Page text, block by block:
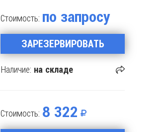
Стоимость: по запросу
ЗАРЕЗЕРВИРОВАТЬ
Наличие: на складе
Стоимость: 8 322